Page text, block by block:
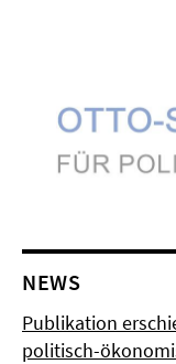
NEWS
Publikation
politisch-